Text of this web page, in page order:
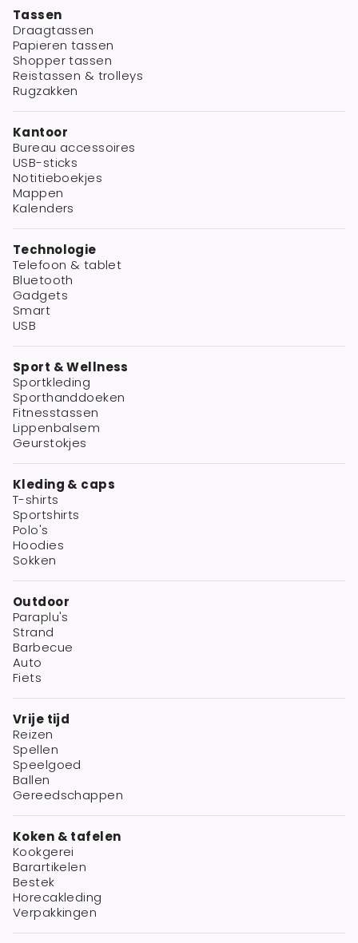
Tassen
Draagtassen
Papieren tassen
Shopper tassen
Reistassen & trolleys
Rugzakken
Kantoor
Bureau accessoires
USB-sticks
Notitieboekjes
Mappen
Kalenders
Technologie
Telefoon & tablet
Bluetooth
Gadgets
Smart
USB
Sport & Wellness
Sportkleding
Sporthanddoeken
Fitnesstassen
Lippenbalsem
Geurstokjes
Kleding & caps
T-shirts
Sportshirts
Polo's
Hoodies
Sokken
Outdoor
Paraplu's
Strand
Barbecue
Auto
Fiets
Vrije tijd
Reizen
Spellen
Speelgoed
Ballen
Gereedschappen
Koken & tafelen
Kookgerei
Barartikelen
Bestek
Horecakleding
Verpakkingen